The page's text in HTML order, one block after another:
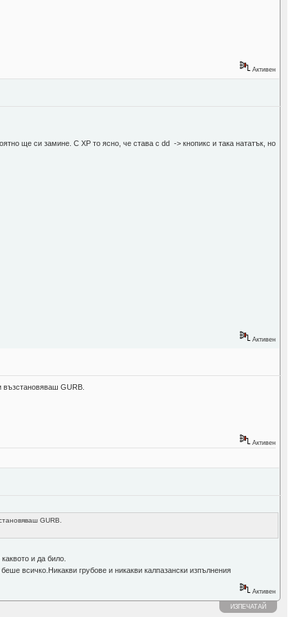
Активен
ще си замине. С XP то ясно, че става с dd -> кнопикс и така нататък, но
Активен
GURB.
Активен
GURB.
и да било.
всичко.Никакви грубове и никакви калпазански изпълнения
Активен
ИЗПЕЧАТАЙ